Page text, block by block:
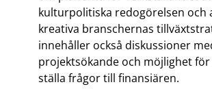
kulturpolitiska redogörelsen och
kreativa branschernas
innehåller också diskussioner
projektsökande och möjlighet
ställa frågor till finansiären.